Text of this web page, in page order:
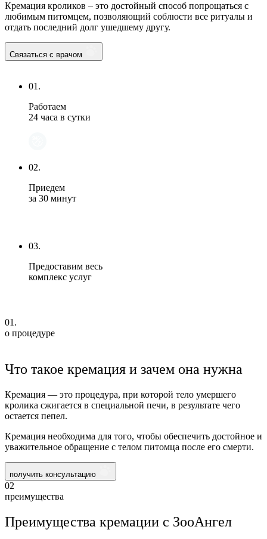
Кремация кроликов – это достойный способ попрощаться с
любимым питомцем, позволяющий соблюсти все ритуалы и
отдать последний долг ушедшему другу.
Связаться с врачом
01.
Работаем
24 часа в сутки
02.
Приедем
за 30 минут
03.
Предоставим весь
комплекс услуг
01.
о процедуре
Что такое кремация и зачем она нужна
Кремация — это процедура, при которой тело умершего
кролика сжигается в специальной печи, в результате чего
остается пепел.
Кремация необходима для того, чтобы обеспечить достойное и
уважительное обращение с телом питомца после его смерти.
получить консультацию
02
преимущества
Преимущества кремации с ЗооАнгел